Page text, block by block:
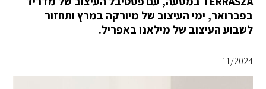
בפברואר, ימי העיצוב של מיורקה במרץ ותחזור
לשבוע העיצוב של מילאנו באפריל.
11/2024